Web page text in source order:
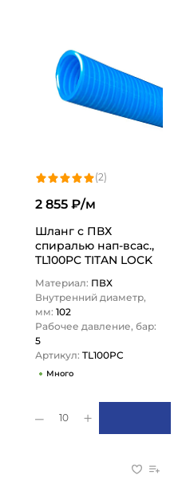
(2)
2 855 ₽/м
Шланг с ПВХ
спиралью нап-всас.,
TL100PC TITAN LOCK
Материал: ПВХ
Внутренний диаметр,
мм: 102
Рабочее давление, бар:
5
Артикул: TL100PC
Много
10